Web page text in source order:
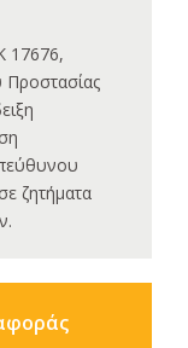
17676,
ζητήματα